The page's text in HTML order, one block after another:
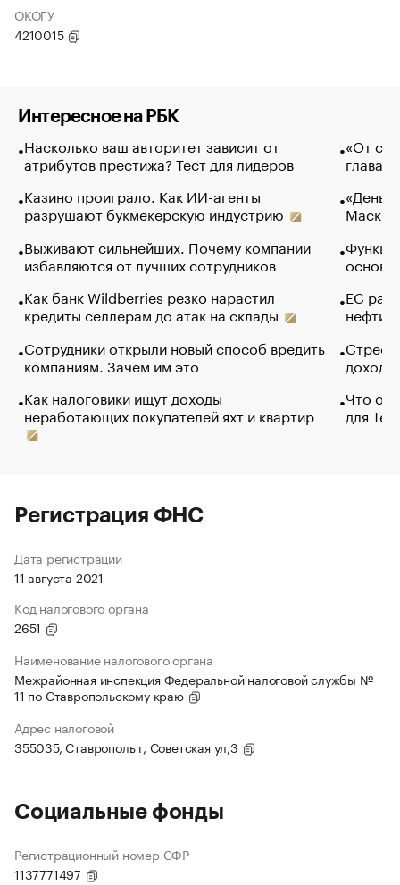
ОКОГУ
4210015
Интересное на РБК
Насколько ваш авторитет зависит от
атрибутов престижа? Тест для лидеров
Казино проиграло. Как ИИ-агенты
разрушают букмекерскую индустрию
Выживают сильнейших. Почему компании
избавляются от лучших сотрудников
Как банк Wildberries резко нарастил
кредиты селлерам до атак на склады
Сотрудники открыли новый способ вредить
компаниям. Зачем им это
Как налоговики ищут доходы
неработающих покупателей яхт и квартир
«От
глава
Маск в
основ
ЕС
нефти
Что
для
Регистрация ФНС
Дата регистрации
11 августа 2021
Код налогового органа
2651
Наименование налогового органа
Межрайонная инспекция Федеральной налоговой службы №
11 по Ставропольскому краю
Адрес налоговой
355035, Ставрополь г, Советская ул,3
Социальные фонды
Регистрационный номер СФР
1137771497